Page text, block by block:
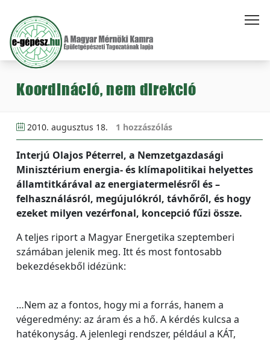
Koordináció, nem direkció
2010. augusztus 18. 1 hozzászólás
Interjú Olajos Péterrel, a Nemzetgazdasági
Minisztérium energia- és klímapolitikai helyettes
államtitkárával az energiatermelésről és –
felhasználásról, megújulókról, távhőről, és hogy
ezeket milyen vezérfonal, koncepció fűzi össze.
A teljes riport a Magyar Energetika szeptemberi
számában jelenik meg. Itt és most fontosabb
bekezdésekből idézünk:
…Nem az a fontos, hogy mi a forrás, hanem a
végeredmény: az áram és a hő. A kérdés kulcsa a
hatékonyság. A jelenlegi rendszer, például a KÁT,